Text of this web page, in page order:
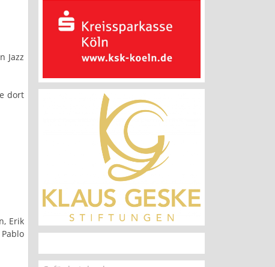
Jazz
dort
Erik